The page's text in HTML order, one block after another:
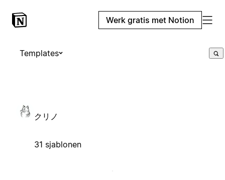
Werk gratis met Notion
Templates
クリノ
31 sjablonen